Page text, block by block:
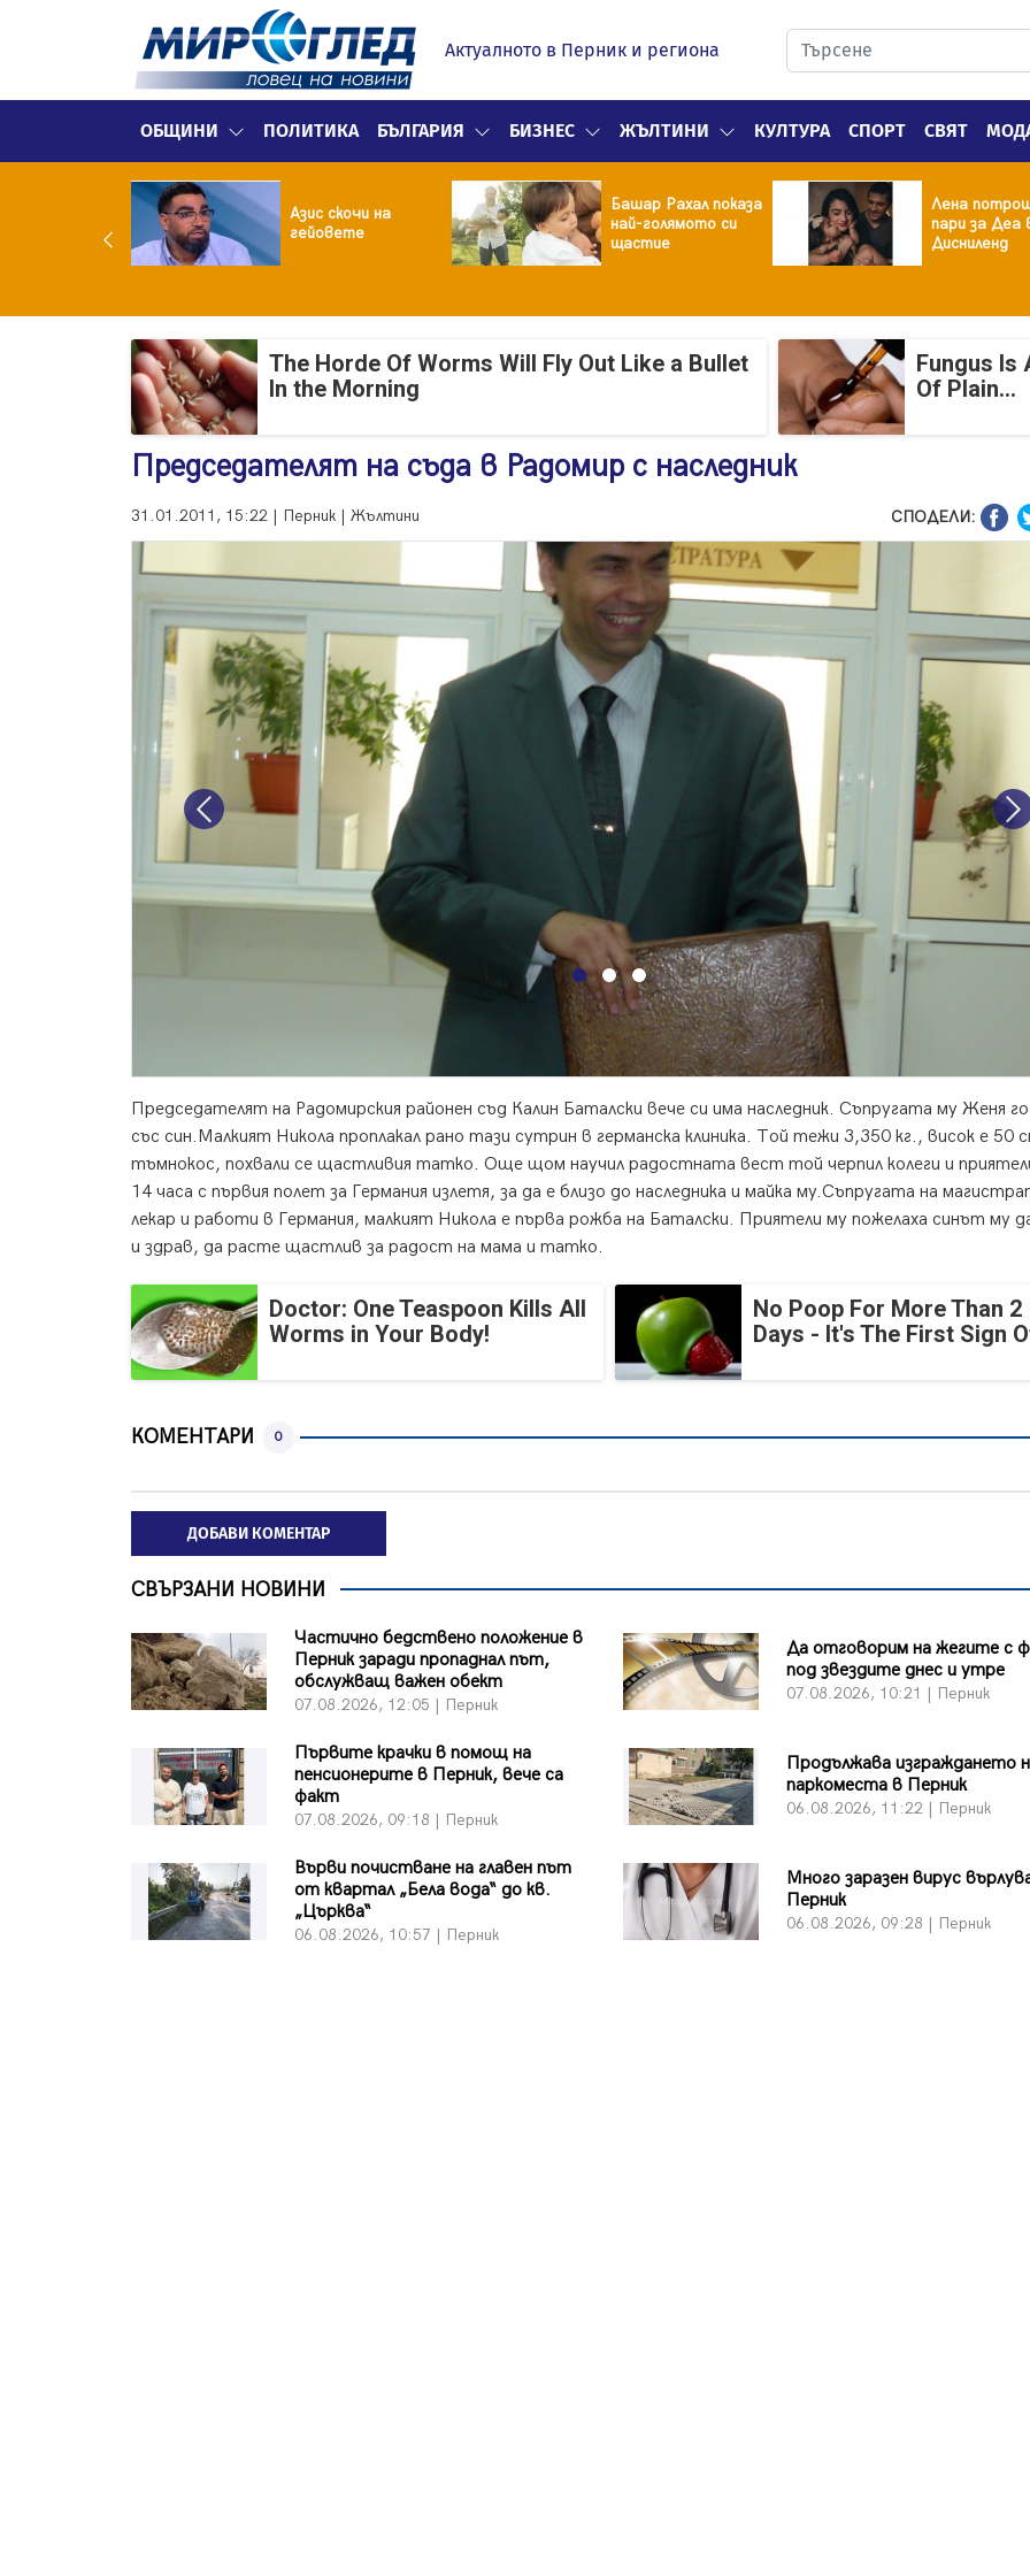
Актуалното в Перник и региона
ОБЩИНИ ПОЛИТИКА БЪЛГАРИЯ БИЗНЕС ЖЪЛТИНИ КУЛТУРА СПОРТ СВЯТ
Азис скочи на
гейовете
Башар Рахал показа
най-голямото си
щастие
Лена
пари за Деа
Дисниленд
The Horde Of Worms Will Fly Out Like a Bullet
In the Morning
Fungus Is
Of Plain...
Председателят на съда в Радомир с наследник
31.01.2011, 15:22 | Перник | Жълтини СПОДЕЛИ:
Previous
Председателят на Радомирския районен съд Калин Баталски вече си има наследник. Съпругата му Женя
със син.Малкият Никола проплакал рано тази сутрин в германска клиника. Той тежи 3,350 кг., висок е 50
тъмнокос, похвали се щастливия татко. Още щом научил радостната вест той черпил колеги и
14 часа с първия полет за Германия излетя, за да е близо до наследника и майка му.Съпругата на
лекар и работи в Германия, малкият Никола е първа рожба на Баталски. Приятели му пожелаха синът му
и здрав, да расте щастлив за радост на мама и татко.
Doctor: One Teaspoon Kills All
Worms in Your Body!
No Poop For More Than 2
Days - It's The First Sign
КОМЕНТАРИ 0
ДОБАВИ КОМЕНТАР
СВЪРЗАНИ НОВИНИ
Частично бедствено положение в
Перник заради пропаднал път,
обслужващ важен обект
07.08.2026, 12:05 | Перник
Да отговорим на жегите с
под звездите днес и утре
07.08.2026, 10:21 | Перник
Първите крачки в помощ на
пенсионерите в Перник, вече са
факт
07.08.2026, 09:18 | Перник
Продължава изграждането
паркоместа в Перник
06.08.2026, 11:22 | Перник
Върви почистване на главен път
от квартал „Бела вода“ до кв.
„Църква“
06.08.2026, 10:57 | Перник
Много заразен вирус
Перник
06.08.2026, 09:28 | Перник